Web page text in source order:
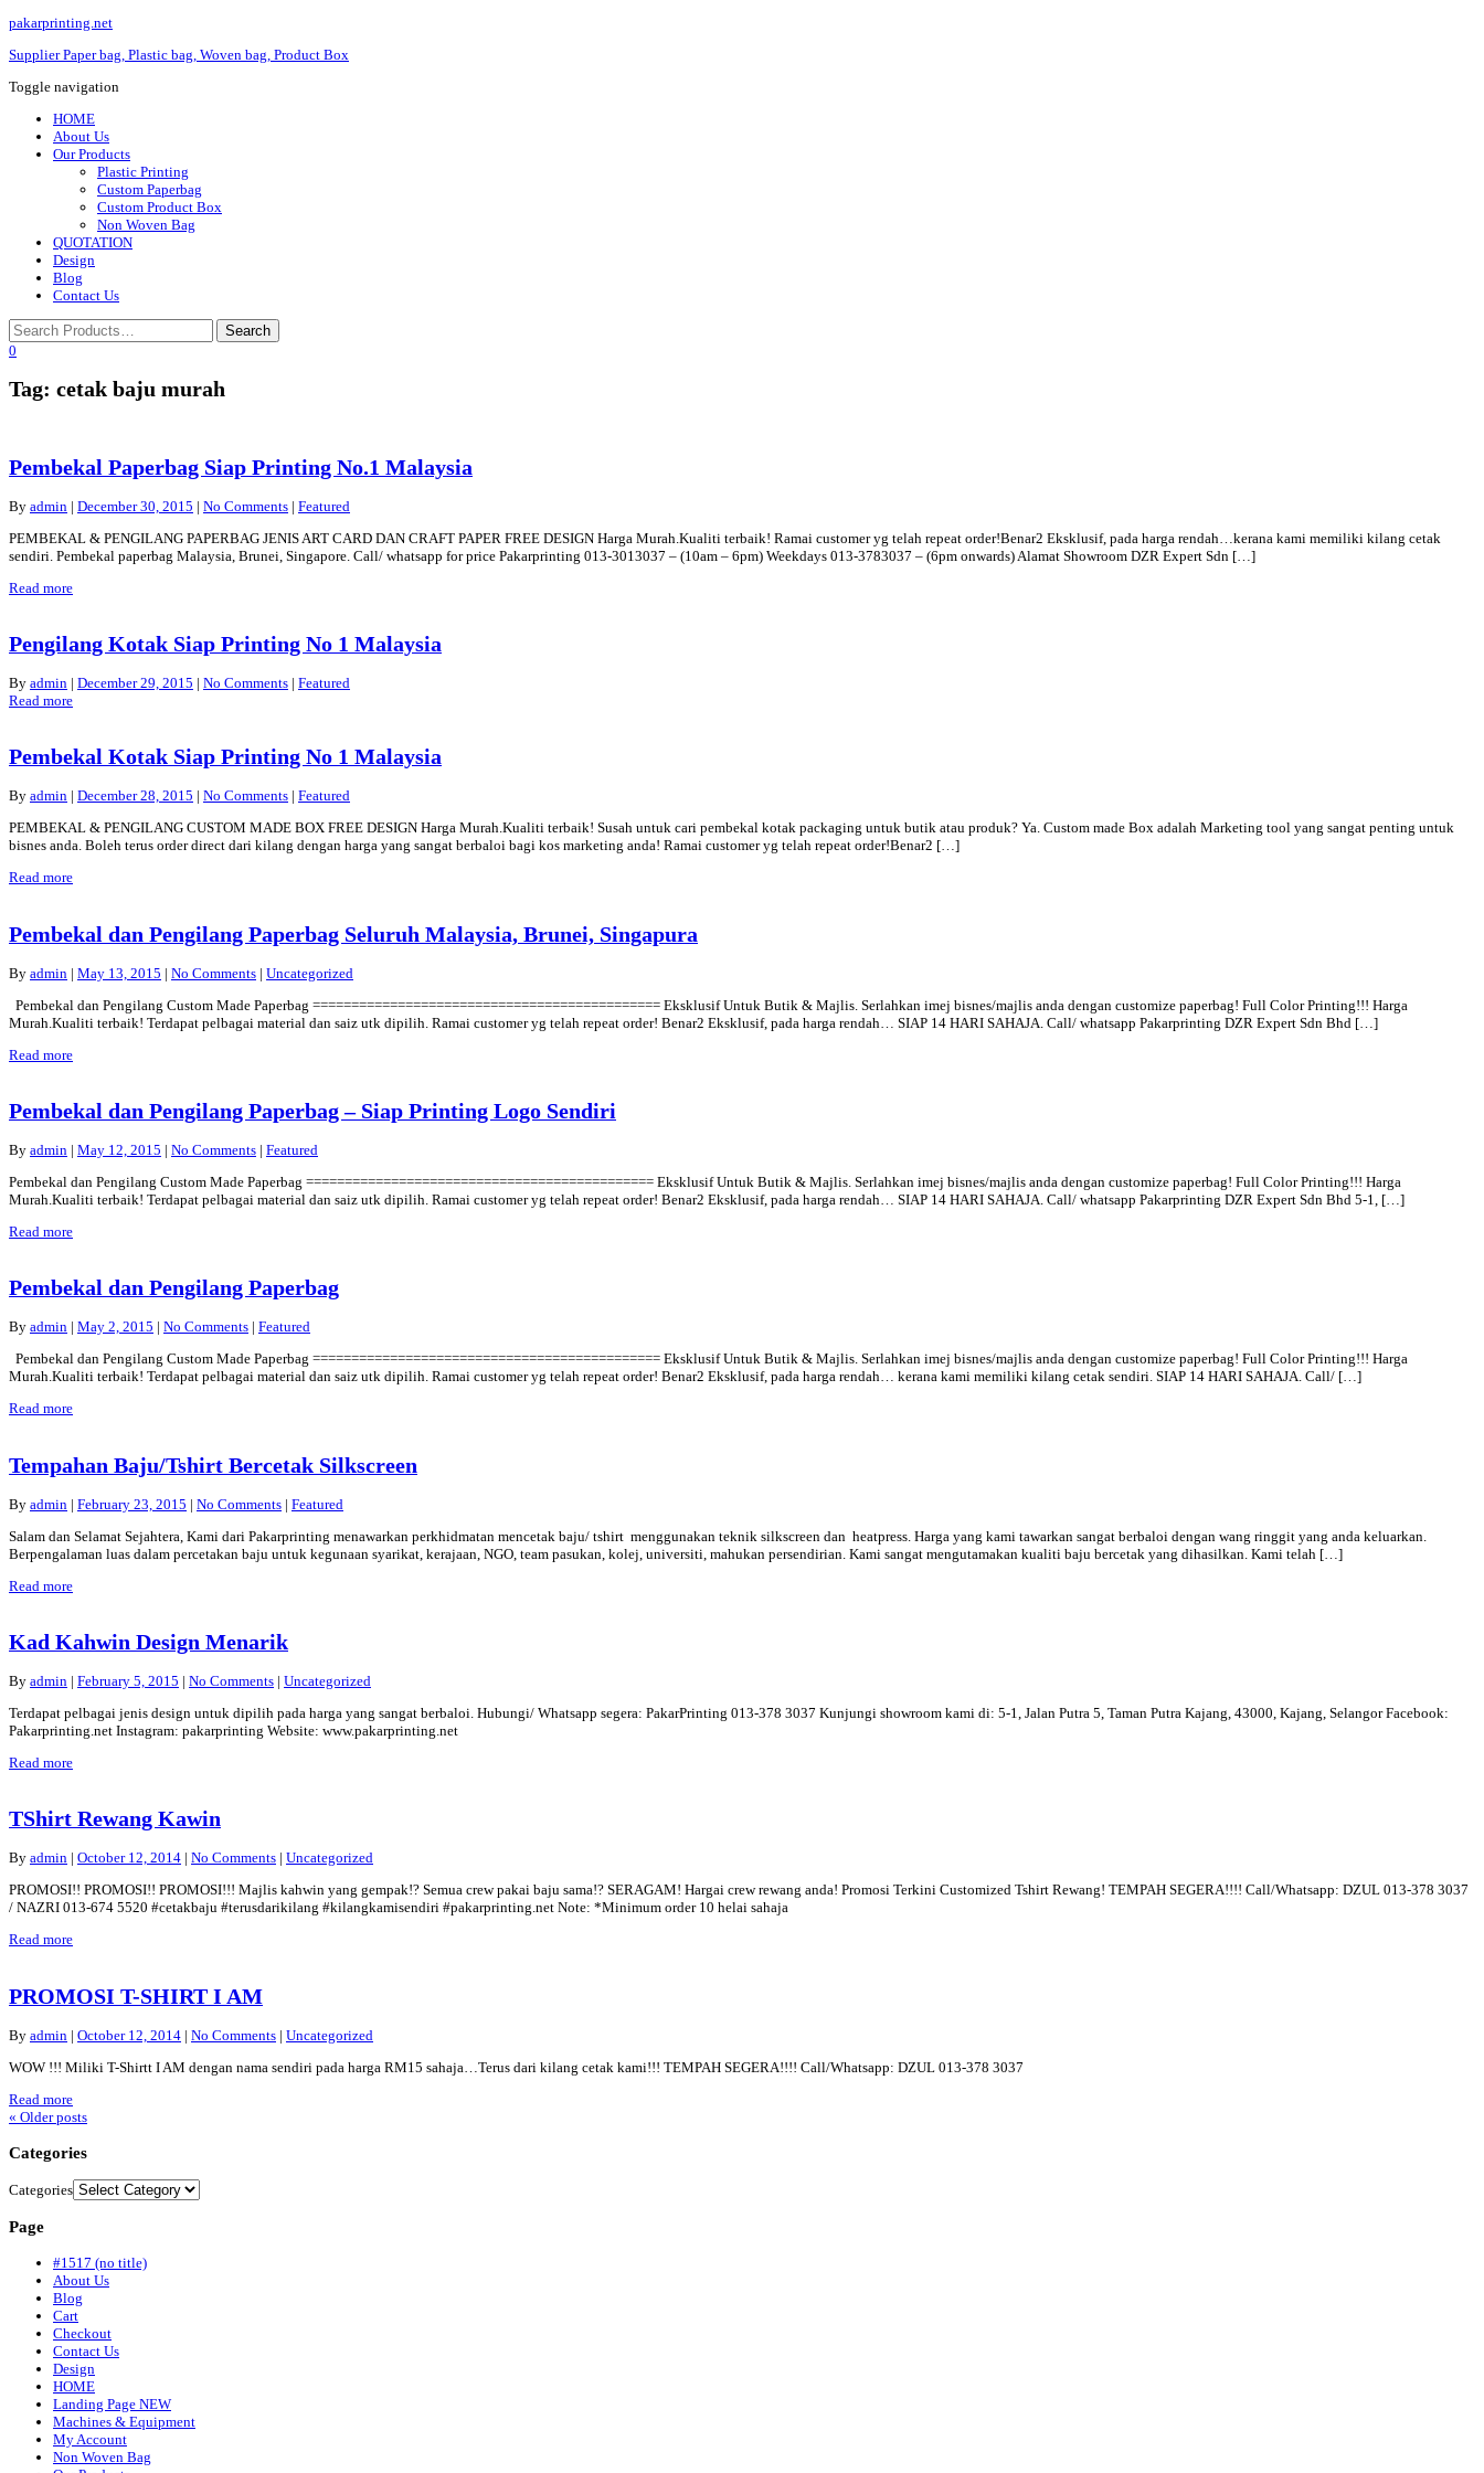
pakarprinting.net
Supplier Paper bag, Plastic bag, Woven bag, Product Box
Toggle navigation
HOME
About Us
Our Products
Plastic Printing
Custom Paperbag
Custom Product Box
Non Woven Bag
QUOTATION
Design
Blog
Contact Us
0
Tag: cetak baju murah
Pembekal Paperbag Siap Printing No.1 Malaysia
By admin | December 30, 2015 | No Comments | Featured
PEMBEKAL & PENGILANG PAPERBAG JENIS ART CARD DAN CRAFT PAPER FREE DESIGN Harga Murah.Kualiti terbaik! Ramai customer yg telah repeat order!Benar2 Eksklusif, pada harga rendah…kerana kami memiliki kilang cetak
sendiri. Pembekal paperbag Malaysia, Brunei, Singapore. Call/ whatsapp for price Pakarprinting 013-3013037 – (10am – 6pm) Weekdays 013-3783037 – (6pm onwards) Alamat Showroom DZR Expert Sdn […]
Read more
Pengilang Kotak Siap Printing No 1 Malaysia
By admin | December 29, 2015 | No Comments | Featured
Read more
Pembekal Kotak Siap Printing No 1 Malaysia
By admin | December 28, 2015 | No Comments | Featured
PEMBEKAL & PENGILANG CUSTOM MADE BOX FREE DESIGN Harga Murah.Kualiti terbaik! Susah untuk cari pembekal kotak packaging untuk butik atau produk? Ya. Custom made Box adalah Marketing tool yang sangat penting untuk
bisnes anda. Boleh terus order direct dari kilang dengan harga yang sangat berbaloi bagi kos marketing anda! Ramai customer yg telah repeat order!Benar2 […]
Read more
Pembekal dan Pengilang Paperbag Seluruh Malaysia, Brunei, Singapura
By admin | May 13, 2015 | No Comments | Uncategorized
Pembekal dan Pengilang Custom Made Paperbag ============================================= Eksklusif Untuk Butik & Majlis. Serlahkan imej bisnes/majlis anda dengan customize paperbag! Full Color Printing!!! Harga
Murah.Kualiti terbaik! Terdapat pelbagai material dan saiz utk dipilih. Ramai customer yg telah repeat order! Benar2 Eksklusif, pada harga rendah… SIAP 14 HARI SAHAJA. Call/ whatsapp Pakarprinting DZR Expert Sdn Bhd […]
Read more
Pembekal dan Pengilang Paperbag – Siap Printing Logo Sendiri
By admin | May 12, 2015 | No Comments | Featured
Pembekal dan Pengilang Custom Made Paperbag ============================================= Eksklusif Untuk Butik & Majlis. Serlahkan imej bisnes/majlis anda dengan customize paperbag! Full Color Printing!!! Harga
Murah.Kualiti terbaik! Terdapat pelbagai material dan saiz utk dipilih. Ramai customer yg telah repeat order! Benar2 Eksklusif, pada harga rendah… SIAP 14 HARI SAHAJA. Call/ whatsapp Pakarprinting DZR Expert Sdn Bhd 5-1, […]
Read more
Pembekal dan Pengilang Paperbag
By admin | May 2, 2015 | No Comments | Featured
Pembekal dan Pengilang Custom Made Paperbag ============================================= Eksklusif Untuk Butik & Majlis. Serlahkan imej bisnes/majlis anda dengan customize paperbag! Full Color Printing!!! Harga
Murah.Kualiti terbaik! Terdapat pelbagai material dan saiz utk dipilih. Ramai customer yg telah repeat order! Benar2 Eksklusif, pada harga rendah… kerana kami memiliki kilang cetak sendiri. SIAP 14 HARI SAHAJA. Call/ […]
Read more
Tempahan Baju/Tshirt Bercetak Silkscreen
By admin | February 23, 2015 | No Comments | Featured
Salam dan Selamat Sejahtera, Kami dari Pakarprinting menawarkan perkhidmatan mencetak baju/ tshirt menggunakan teknik silkscreen dan heatpress. Harga yang kami tawarkan sangat berbaloi dengan wang ringgit yang anda keluarkan.
Berpengalaman luas dalam percetakan baju untuk kegunaan syarikat, kerajaan, NGO, team pasukan, kolej, universiti, mahukan persendirian. Kami sangat mengutamakan kualiti baju bercetak yang dihasilkan. Kami telah […]
Read more
Kad Kahwin Design Menarik
By admin | February 5, 2015 | No Comments | Uncategorized
Terdapat pelbagai jenis design untuk dipilih pada harga yang sangat berbaloi. Hubungi/ Whatsapp segera: PakarPrinting 013-378 3037 Kunjungi showroom kami di: 5-1, Jalan Putra 5, Taman Putra Kajang, 43000, Kajang, Selangor Facebook:
Pakarprinting.net Instagram: pakarprinting Website: www.pakarprinting.net
Read more
TShirt Rewang Kawin
By admin | October 12, 2014 | No Comments | Uncategorized
PROMOSI!! PROMOSI!! PROMOSI!!! Majlis kahwin yang gempak!? Semua crew pakai baju sama!? SERAGAM! Hargai crew rewang anda! Promosi Terkini Customized Tshirt Rewang! TEMPAH SEGERA!!!! Call/Whatsapp: DZUL 013-378 3037
/ NAZRI 013-674 5520 #cetakbaju #terusdarikilang #kilangkamisendiri #pakarprinting.net Note: *Minimum order 10 helai sahaja
Read more
PROMOSI T-SHIRT I AM
By admin | October 12, 2014 | No Comments | Uncategorized
WOW !!! Miliki T-Shirtt I AM dengan nama sendiri pada harga RM15 sahaja…Terus dari kilang cetak kami!!! TEMPAH SEGERA!!!! Call/Whatsapp: DZUL 013-378 3037
Read more
« Older posts
Categories
Categories
Page
#1517 (no title)
About Us
Blog
Cart
Checkout
Contact Us
Design
HOME
Landing Page NEW
Machines & Equipment
My Account
Non Woven Bag